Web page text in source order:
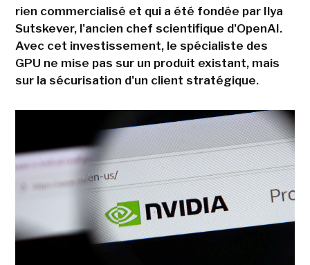
rien commercialisé et qui a été fondée par Ilya
Sutskever, l'ancien chef scientifique d'OpenAI.
Avec cet investissement, le spécialiste des
GPU ne mise pas sur un produit existant, mais
sur la sécurisation d'un client stratégique.